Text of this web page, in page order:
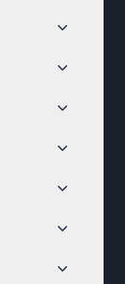
menu
Toggle
menu
Toggle
menu
Toggle
menu
Toggle
menu
Toggle
menu
Toggle
menu
Toggle